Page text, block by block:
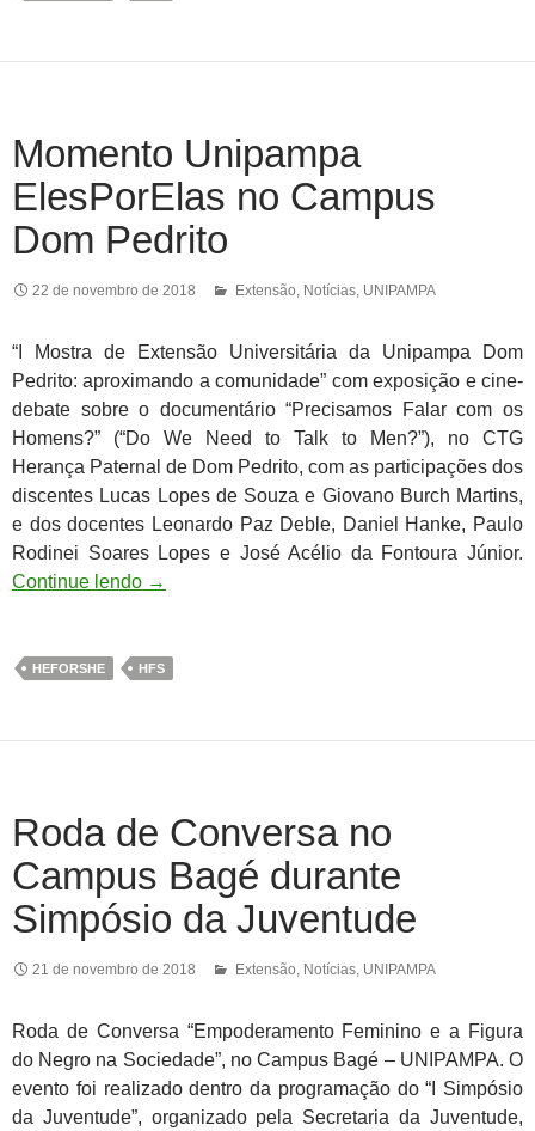
Momento Unipampa
ElesPorElas no Campus
Dom Pedrito
22 de novembro de 2018 Extensão, Notícias, UNIPAMPA
“I Mostra de Extensão Universitária da Unipampa Dom
Pedrito: aproximando a comunidade” com exposição e cine-
debate sobre o documentário “Precisamos Falar com os
Homens?” (“Do We Need to Talk to Men?”), no CTG
Herança Paternal de Dom Pedrito, com as participações dos
discentes Lucas Lopes de Souza e Giovano Burch Martins,
e dos docentes Leonardo Paz Deble, Daniel Hanke, Paulo
Rodinei Soares Lopes e José Acélio da Fontoura Júnior.
Continue lendo →
HEFORSHE HFS
Roda de Conversa no
Campus Bagé durante
Simpósio da Juventude
21 de novembro de 2018 Extensão, Notícias, UNIPAMPA
Roda de Conversa “Empoderamento Feminino e a Figura
do Negro na Sociedade”, no Campus Bagé – UNIPAMPA. O
evento foi realizado dentro da programação do “I Simpósio
da Juventude”, organizado pela Secretaria da Juventude,